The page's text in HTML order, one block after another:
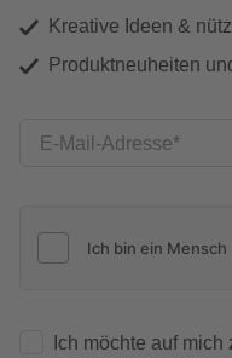
Kreative Ideen &
Produktneuheiten
E-Mail-Adresse
Ich möchte auf mich